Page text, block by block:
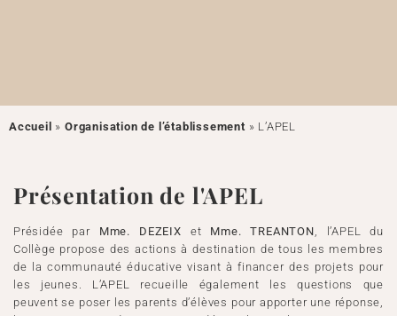
Accueil »Organisation de l’établissement» L’APEL
Présentation de l'APEL
Présidée par Mme. DEZEIX et Mme. TREANTON, l’APEL du
Collège propose des actions à destination de tous les membres
de la communauté éducative visant à financer des projets pour
les jeunes. L’APEL recueille également les questions que
peuvent se poser les parents d’élèves pour apporter une réponse,